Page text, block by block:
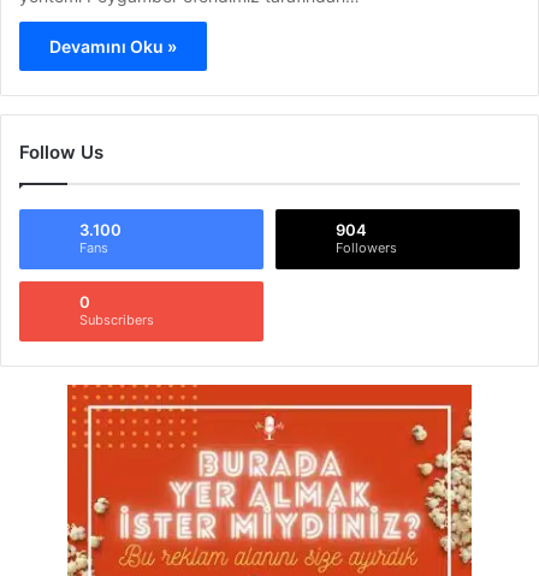
Devamını Oku »
Follow Us
3.100
Fans
904
Followers
0
Subscribers